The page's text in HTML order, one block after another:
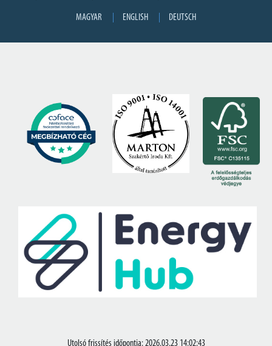
MAGYAR ENGLISH DEUTSCH
Utolsó frissítés időpontja: 2026.03.23 14:02:43